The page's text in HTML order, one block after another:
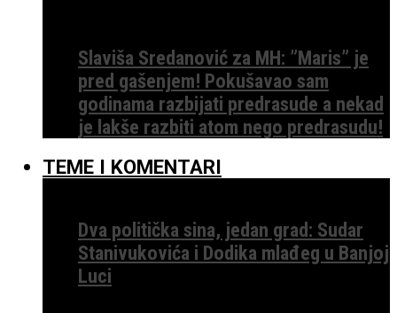
Slaviša Sredanović za MH: ”Maris” je
pred gašenjem! Pokušavao sam
godinama razbijati predrasude a nekad
je lakše razbiti atom nego predrasudu!
TEME I KOMENTARI
Dva politička sina, jedan grad: Sudar
Stanivukovića i Dodika mlađeg u Banjoj
Luci